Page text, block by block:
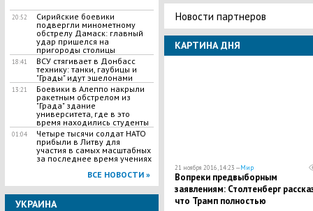
20:52
Сирийские боевики
подвергли минометному
обстрелу Дамаск: главный
удар пришелся на
пригороды столицы
18:41
ВСУ стягивает в Донбасс
технику: танки, гаубицы и
"Грады" идут эшелонами
13:21
Боевики в Алеппо накрыли
ракетным обстрелом из
"Града" здание
университета, где в это
время находились студенты
01:04
Четыре тысячи солдат НАТО
прибыли в Литву для
участия в самых масштабных
за последнее время учениях
ВСЕ НОВОСТИ »
УКРАИНА
Новости партнеров
КАРТИНА ДНЯ
21 ноября 2016, 14:23 —Мир
Вопреки предвыборным
заявлениям: Столтенберг
что Трамп полностью